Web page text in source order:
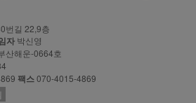
번길 22,9층
자 박신영
산해운-0664호
팩스070-4015-4869